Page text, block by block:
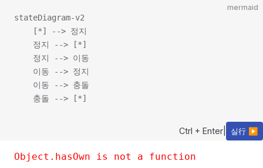
mermaid
stateDiagram-v2
    [*] --> 정지
    정지 --> [*]
    정지 --> 이동
    이동 --> 정지
    이동 --> 충돌
Ctrl + Enter 실行 ▶
Object.hasOwn is not a function